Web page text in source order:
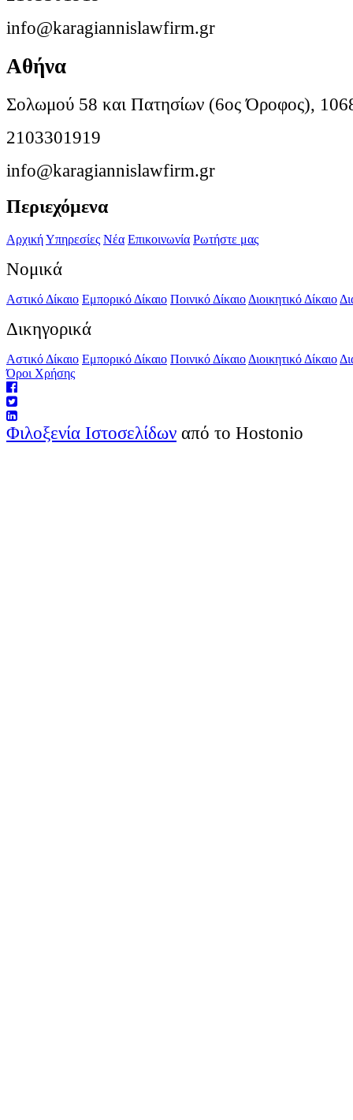
info@karagiannislawfirm.gr
Αθήνα
Σολωμού 58 και Πατησίων (6ος Όροφος),
2103301919
info@karagiannislawfirm.gr
Περιεχόμενα
ΑρχικήΥπηρεσίες Νέα Επικοινωνία Ρωτήστε μας
Νομικά
Αστικό Δίκαιο Εμπορικό Δίκαιο Ποινικό Δίκαιο Διοικητικό Δίκαιο
Δικηγορικά
Αστικό Δίκαιο Εμπορικό Δίκαιο Ποινικό Δίκαιο Διοικητικό Δίκαιο
Όροι Χρήσης
Φιλοξενία Ιστοσελίδων από το Hostonio